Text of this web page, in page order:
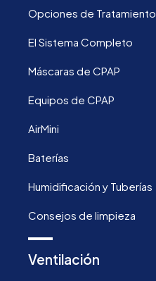
Opciones de Tratamiento
El Sistema Completo
Máscaras de CPAP
Equipos de CPAP
AirMini
Baterías
Humidificación y Tuberías
Consejos de limpieza
Ventilación